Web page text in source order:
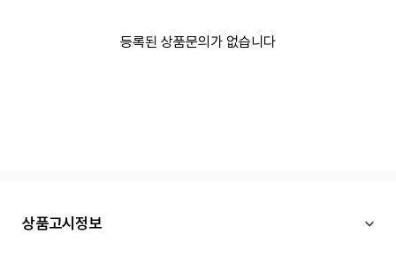
등록된 상품문의가 없습니다
상품고시정보